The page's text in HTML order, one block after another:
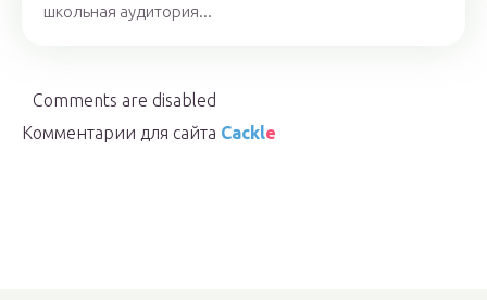
школьная аудитория...
Comments are disabled
Комментарии для сайта Cackle